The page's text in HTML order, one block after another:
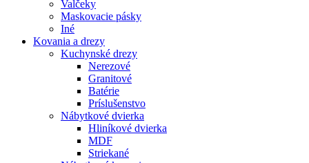
Valčeky
Maskovacie pásky
Iné
Kovania a drezy
Kuchynské drezy
Nerezové
Granitové
Batérie
Príslušenstvo
Nábytkové dvierka
Hliníkové dvierka
MDF
Striekané